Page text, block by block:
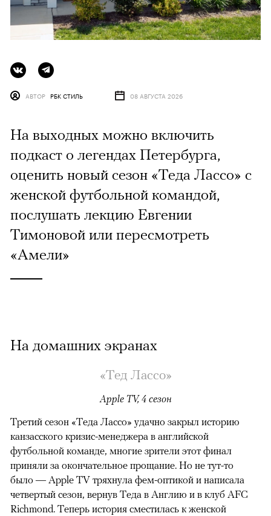
АВТОР РБК СТИЛЬ 08 АВГУСТА 2026
На выходных можно включить
подкаст о легендах Петербурга,
оценить новый сезон «Теда Лассо» с
женской футбольной командой,
послушать лекцию Евгении
Тимоновой или пересмотреть
«Амели»
На домашних экранах
«Тед Лассо»
Apple TV, 4 сезон
Третий сезон «Теда Лассо» удачно закрыл историю
канзасского кризис-менеджера в английской
футбольной команде, многие зрители этот финал
приняли за окончательное прощание. Но не тут-то
было — Apple TV тряхнула фем-оптикой и написала
четвертый сезон, вернув Теда в Англию и в клуб AFC
Richmond. Теперь история сместилась к женской